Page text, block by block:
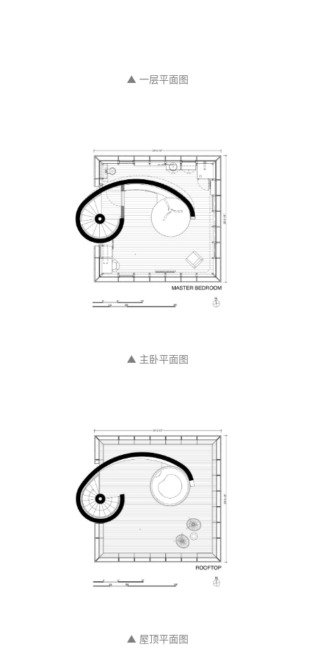
▲ 一层平面图
▲ 主卧平面图
▲ 屋顶平面图